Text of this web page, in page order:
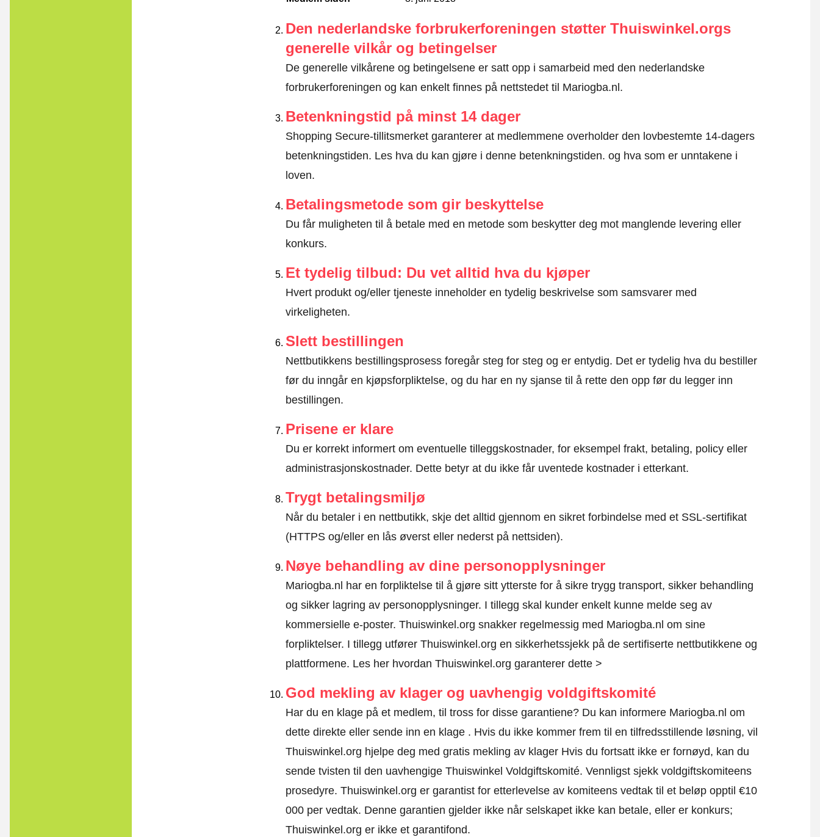
Den nederlandske forbrukerforeningen støtter Thuiswinkel.orgs
generelle vilkår og betingelser
De generelle vilkårene og betingelsene er satt opp i samarbeid med den nederlandske
forbrukerforeningen og kan enkelt finnes på nettstedet til Mariogba.nl.
Betenkningstid på minst 14 dager
Shopping Secure-tillitsmerket garanterer at medlemmene overholder den lovbestemte 14-dagers
betenkningstiden. Les hva du kan gjøre i denne betenkningstiden. og hva som er unntakene i
loven.
Betalingsmetode som gir beskyttelse
Du får muligheten til å betale med en metode som beskytter deg mot manglende levering eller
konkurs.
Et tydelig tilbud: Du vet alltid hva du kjøper
Hvert produkt og/eller tjeneste inneholder en tydelig beskrivelse som samsvarer med
virkeligheten.
Slett bestillingen
Nettbutikkens bestillingsprosess foregår steg for steg og er entydig. Det er tydelig hva du bestiller
før du inngår en kjøpsforpliktelse, og du har en ny sjanse til å rette den opp før du legger inn
bestillingen.
Prisene er klare
Du er korrekt informert om eventuelle tilleggskostnader, for eksempel frakt, betaling, policy eller
administrasjonskostnader. Dette betyr at du ikke får uventede kostnader i etterkant.
Trygt betalingsmiljø
Når du betaler i en nettbutikk, skje det alltid gjennom en sikret forbindelse med et SSL-sertifikat
(HTTPS og/eller en lås øverst eller nederst på nettsiden).
Nøye behandling av dine personopplysninger
Mariogba.nl har en forpliktelse til å gjøre sitt ytterste for å sikre trygg transport, sikker behandling
og sikker lagring av personopplysninger. I tillegg skal kunder enkelt kunne melde seg av
kommersielle e-poster. Thuiswinkel.org snakker regelmessig med Mariogba.nl om sine
forpliktelser. I tillegg utfører Thuiswinkel.org en sikkerhetssjekk på de sertifiserte nettbutikkene og
plattformene. Les her hvordan Thuiswinkel.org garanterer dette >
God mekling av klager og uavhengig voldgiftskomité
Har du en klage på et medlem, til tross for disse garantiene? Du kan informere Mariogba.nl om
dette direkte ellersende inn en klage. Hvis du ikke kommer frem til en tilfredsstillende løsning, vil
Thuiswinkel.org hjelpe deg med gratis mekling av klager Hvis du fortsatt ikke er fornøyd, kan du
sende tvisten til den uavhengige Thuiswinkel Voldgiftskomité. Vennligst sjekk voldgiftskomiteens
prosedyre. Thuiswinkel.org er garantist for etterlevelse av komiteens vedtak til et beløp opptil €10
000 per vedtak. Denne garantien gjelder ikke når selskapet ikke kan betale, eller er konkurs;
Thuiswinkel.org er ikke et garantifond.